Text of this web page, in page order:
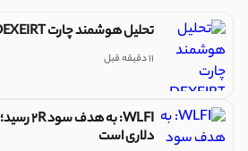
تحلیل هوشمند چارت DEXEIRT
11 دقیقه قبل
دلاری است